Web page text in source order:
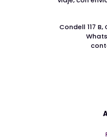
Condell 117